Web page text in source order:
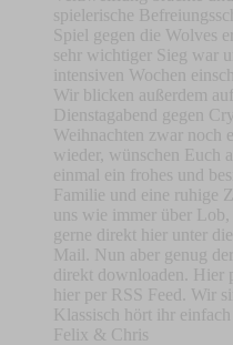
spielerische
Spiel gegen die Wolves
sehr wichtiger Sieg war
intensiven Wochen
Wir blicken außerdem
Dienstagabend gegen
Weihnachten zwar noch
wieder, wünschen Euch
einmal ein frohes und
Familie und eine ruhige
uns wie immer über
gerne direkt hier unter
Mail. Nun aber genug
direkt downloaden. Hier
hier per RSS Feed. Wir
Klassisch hört ihr
Felix & Chris